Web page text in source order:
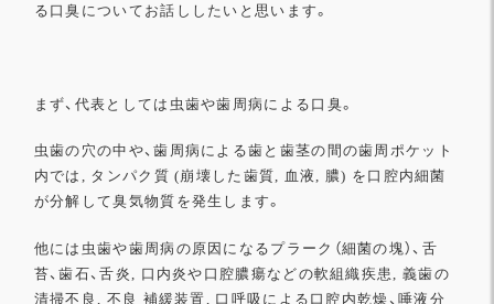
る口臭についてお話ししたいと思います。
まず、代表としては虫歯や歯周病による口臭。
虫歯の穴の中や、歯周病による歯と歯茎の間の歯周ポケット
内では , タンパク質 (崩壊した歯質, 血液, 膿) を口腔内細菌
が分解して臭気物質を発生します。
他には虫歯や歯周病の原因になるプラーク（細菌の塊）、舌
苔、歯石、舌炎, 口内炎や口腔膿瘍などの軟組織疾患, 義歯の
清掃不良, 不良 補緩装置, 口呼吸による口腔内乾燥、 唾液分